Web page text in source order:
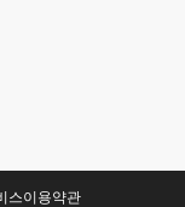
스이용약관